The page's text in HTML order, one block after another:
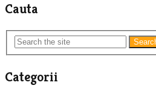
Cauta
Categorii